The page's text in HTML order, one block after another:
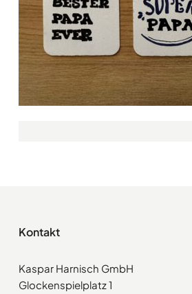
Kontakt
Kaspar Harnisch GmbH
Glockenspielplatz 1